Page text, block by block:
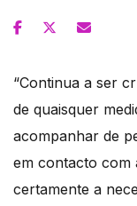
“Continua a ser
de quaisquer
acompanhar de
em contacto com
certamente a